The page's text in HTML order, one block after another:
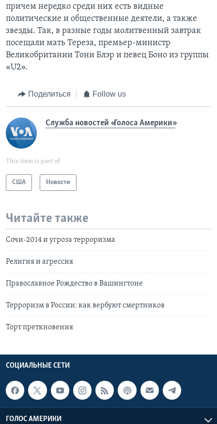
причем нередко среди них есть видные
политические и общественные деятели, а также
звезды. Так, в разные годы молитвенный завтрак
посещали мать Тереза, премьер-министр
Великобритании Тони Блэр и певец Боно из группы
«U2».
Поделиться Follow us
Служба новостей «Голоса Америки»
This item is part of
США Новости
Читайте также
Сочи-2014 и угроза терроризма
Религия и агрессия
Православное Рождество в Вашингтоне
Терроризм в России: как вербуют смертников
Торт преткновения
СОЦИАЛЬНЫЕ СЕТИ
ГОЛОС АМЕРИКИ